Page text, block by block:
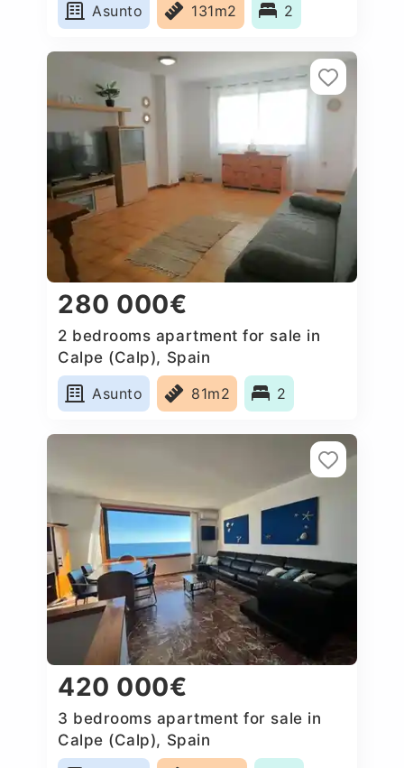
Asunto
131m2 2
280 000€
2 bedrooms apartment for sale in
Calpe (Calp), Spain
Asunto
81m2 2
420 000€
3 bedrooms apartment for sale in
Calpe (Calp), Spain